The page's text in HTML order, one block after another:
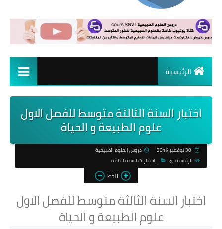
الرئيسية
اختبار السنة الثالثة متوسط للفصل الاول
علوم الطبيعة و الحياة
30 نوفمبر 2016
دروس العلوم الطبيعية
الرئيسية
_اختبارات السنة الثالثة
الخط
اختبار السنة الثالثة متوسط للفصل الاول
علوم الطبيعة و الحياة